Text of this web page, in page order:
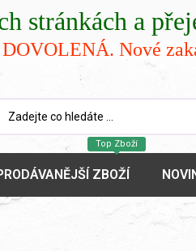
a přejeme
Nové
ZBOŽÍ
Top Zboží